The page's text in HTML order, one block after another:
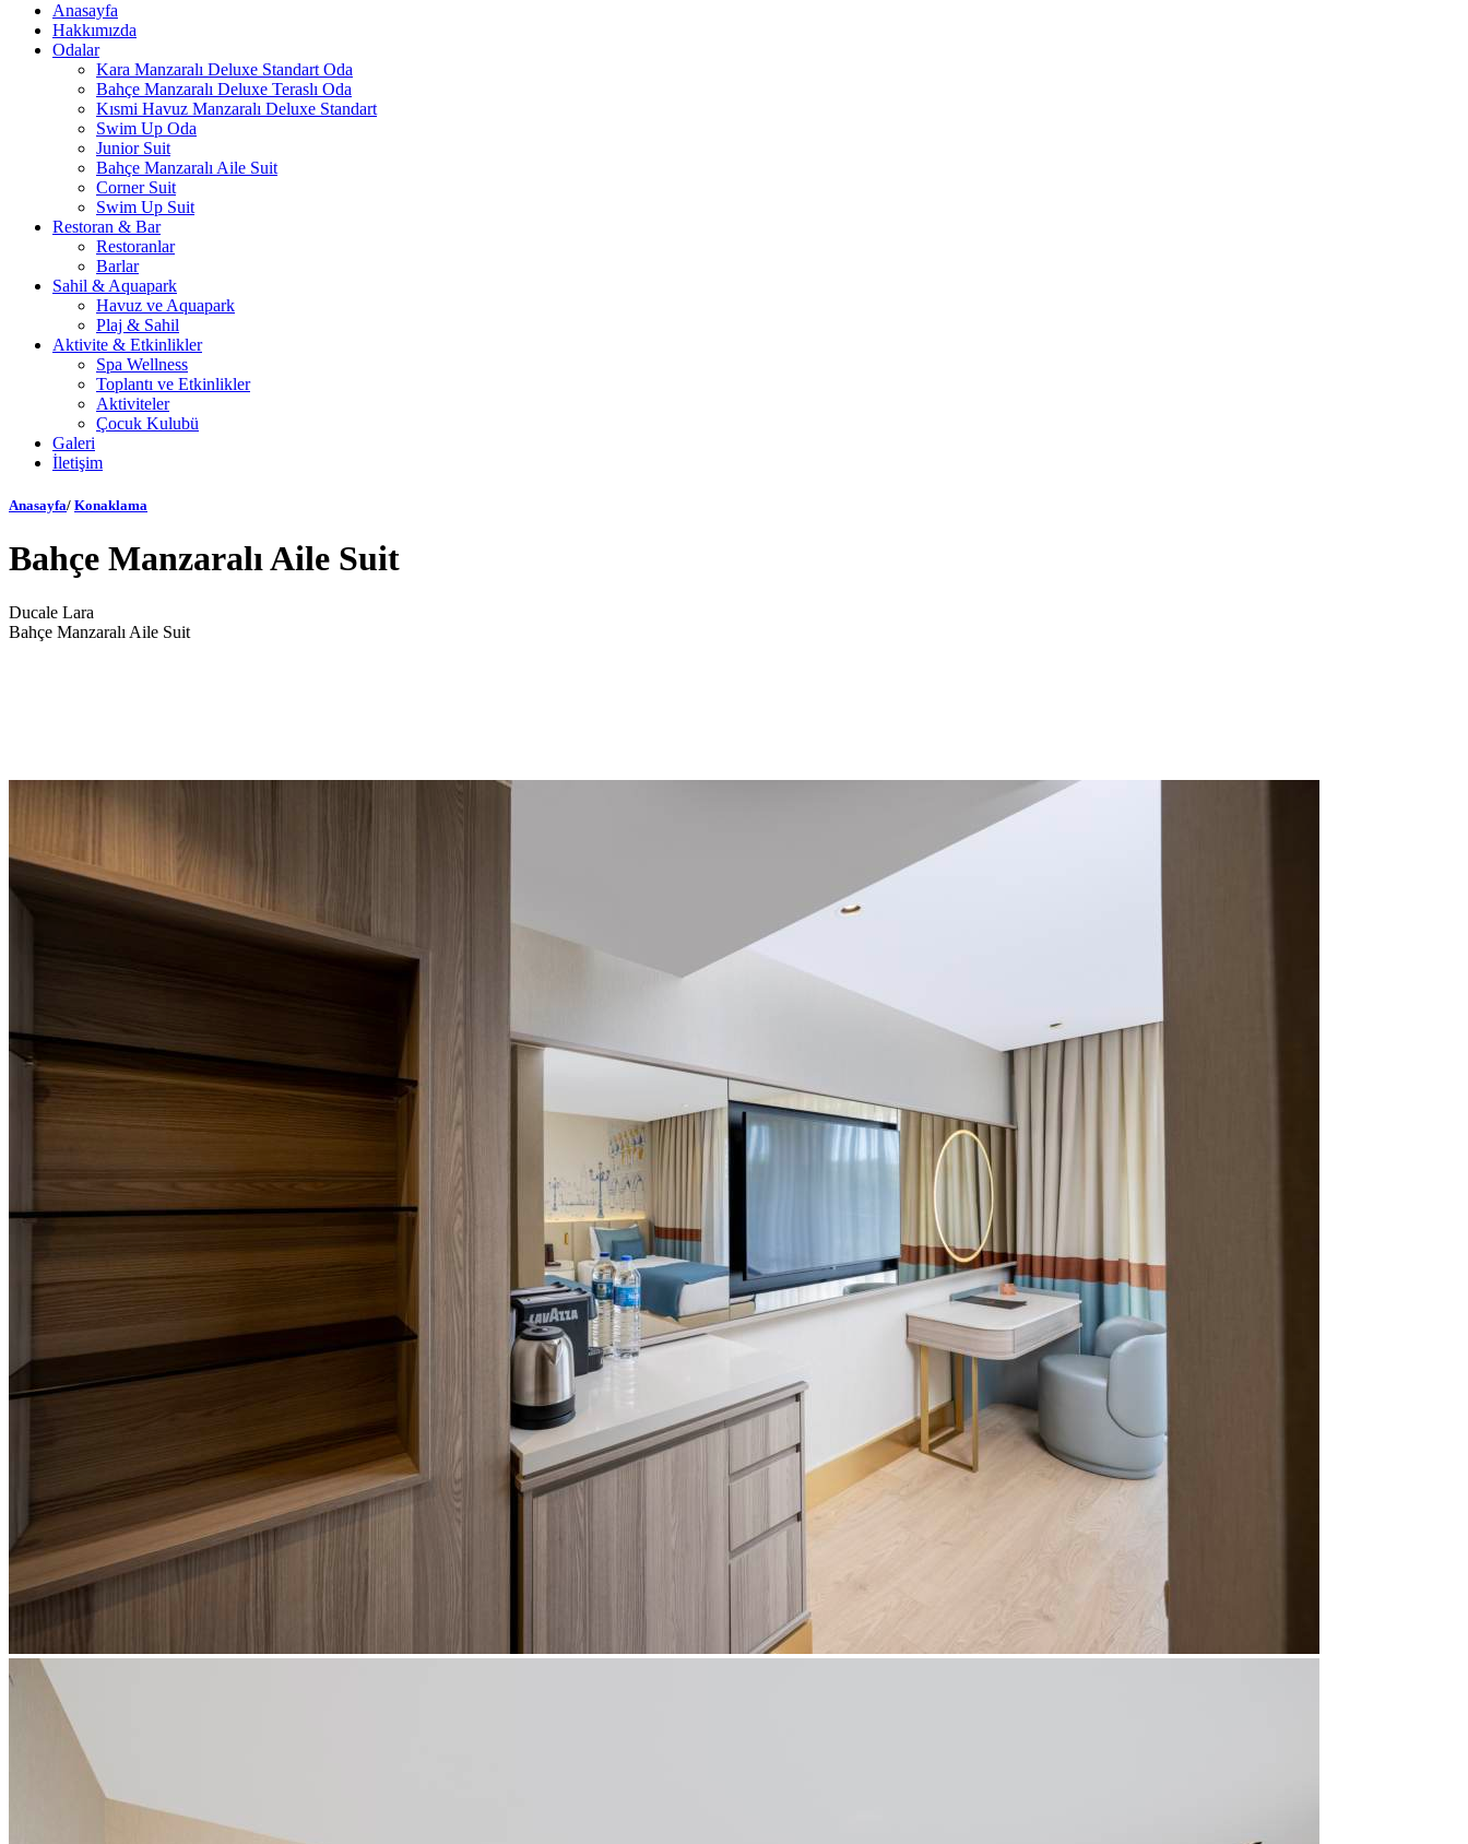
Anasayfa
Hakkımızda
Odalar
Kara Manzaralı Deluxe Standart Oda
Bahçe Manzaralı Deluxe Teraslı Oda
Kısmi Havuz Manzaralı Deluxe Standart
Swim Up Oda
Junior Suit
Bahçe Manzaralı Aile Suit
Corner Suit
Swim Up Suit
Restoran & Bar
Restoranlar
Barlar
Sahil & Aquapark
Havuz ve Aquapark
Plaj & Sahil
Aktivite & Etkinlikler
Spa Wellness
Toplantı ve Etkinlikler
Aktiviteler
Çocuk Kulubü
Galeri
İletişim
Anasayfa/ Konaklama
Bahçe Manzaralı Aile Suit
Ducale Lara
Bahçe Manzaralı Aile Suit